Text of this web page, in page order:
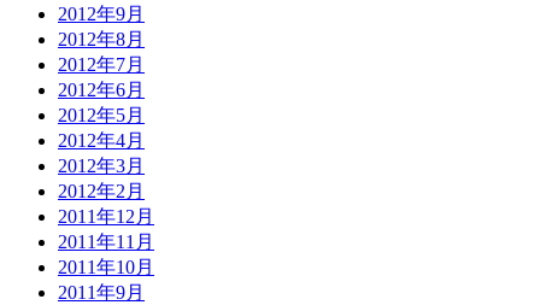
2012年9月
2012年8月
2012年7月
2012年6月
2012年5月
2012年4月
2012年3月
2012年2月
2011年12月
2011年11月
2011年10月
2011年9月